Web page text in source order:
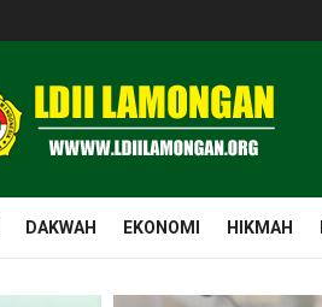
DAKWAH EKONOMI HIKMAH